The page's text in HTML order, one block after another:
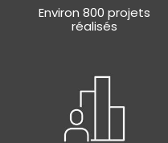
Environ 800 projets
réalisés